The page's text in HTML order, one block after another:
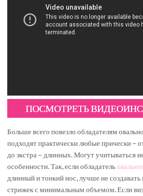
ПОСМОТРЕТЬ
Больше всего повезло обладателям
подходят практически любые прически –
до экстра – длинных. Могут учитываться
особенности. Так, если обладатель
длинный и тонкий нос, лучше не создавать
стрижек с минимальным объемом. Если